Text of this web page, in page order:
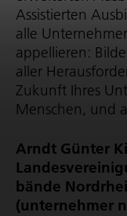
Assistierten
alle
appellieren:
aller
Zukunft Ihres
Menschen, und
Arndt Günter
bände
(unternehmer